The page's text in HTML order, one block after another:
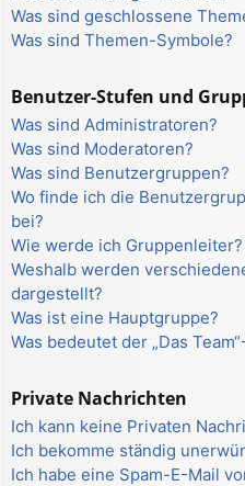
Was sind geschlossene
Was sind Themen-Symbole?
Benutzer-Stufen und
Was sind Administratoren?
Was sind Moderatoren?
Was sind Benutzergruppen?
Wo finde ich die
bei?
Wie werde ich Gruppenleiter?
Weshalb werden
dargestellt?
Was ist eine Hauptgruppe?
Was bedeutet der „Das
Private Nachrichten
Ich kann keine Privaten
Ich bekomme ständig
Ich habe eine Spam-E-Mail